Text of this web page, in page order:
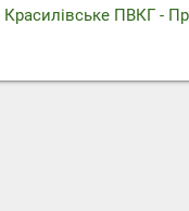
Красилівське ПВКГ -